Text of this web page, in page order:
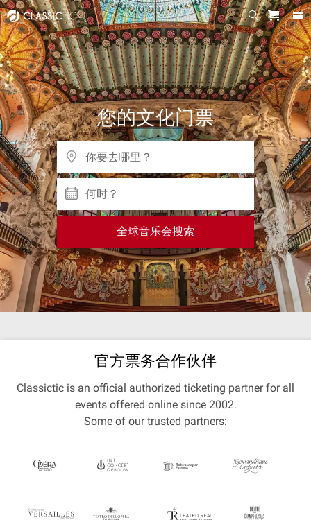
您的文化门票
何时？
全球音乐会搜索
官方票务合作伙伴
Classictic is an official authorized ticketing partner for all
events offered online since 2002.
Some of our trusted partners: